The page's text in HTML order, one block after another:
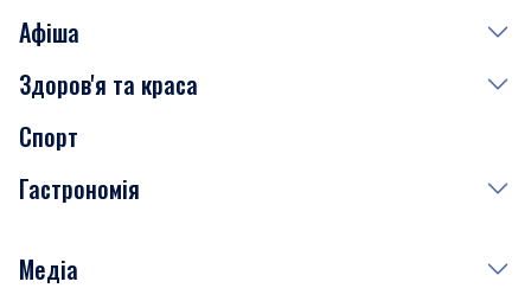
Афіша
Сьогодні
Завтра
Субота
Здоров'я та краса
Медицина
Краса
Спорт
Гастрономія
Рецепти
Медіа